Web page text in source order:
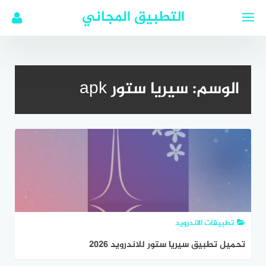
التطبيق المجاني
الوسم:سيريا ستور apk
تطبيقات الاندرويد
تحميل تطبيق سيريا ستور للاندرويد 2026